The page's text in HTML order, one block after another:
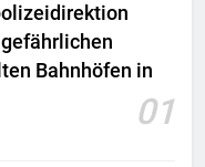
Bahnhöfen in
01